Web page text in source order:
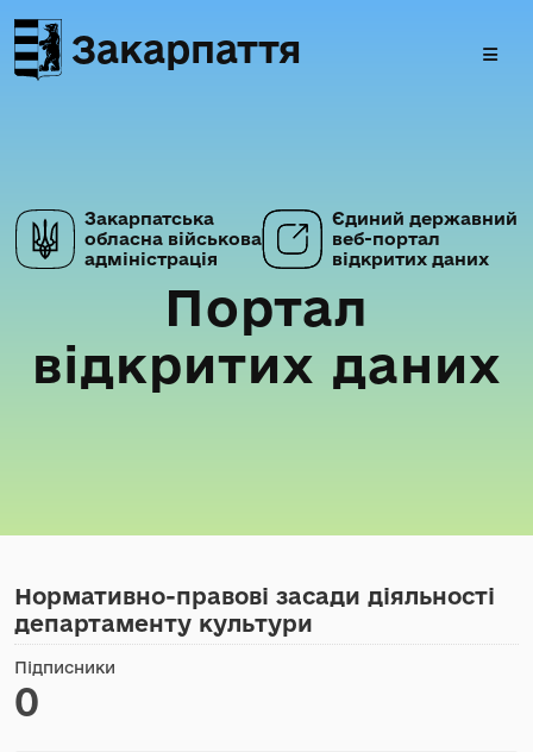
Закарпаття
Закарпатська
обласна військова
адміністрація
Єдиний державний
веб-портал
відкритих даних
Портал
відкритих даних
Нормативно-правові засади діяльності
департаменту культури
Підписники
0